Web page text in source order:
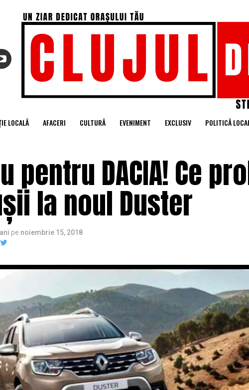
LOCALĂ AFACERI CULTURĂ EVENIMENT EXCLUSIV POLITICĂ
pentru DACIA! Ce
la noul Duster
pe noiembrie 15, 2018